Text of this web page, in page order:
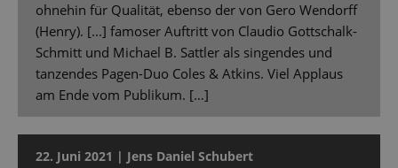
ohnehin für Qualität, ebenso der von Gero Wendorff
(Henry). [...] famoser Auftritt von Claudio Gottschalk-
Schmitt und Michael B. Sattler als singendes und
tanzendes Pagen-Duo Coles & Atkins. Viel Applaus
am Ende vom Publikum. […]
22. Juni 2021 | Jens Daniel Schubert